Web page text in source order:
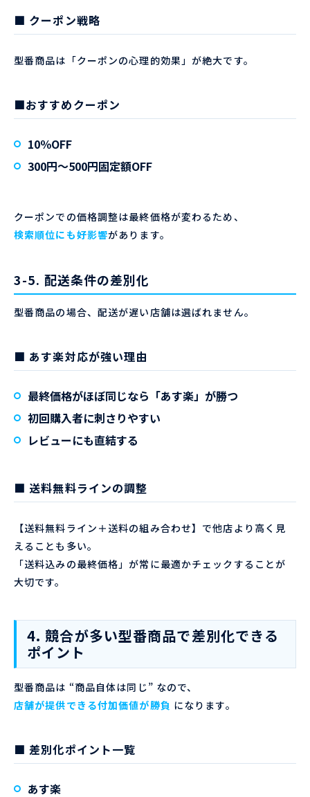
■ クーポン戦略
型番商品は「クーポンの心理的効果」が絶大です。
■おすすめクーポン
10％OFF
300円〜500円固定額OFF
クーポンでの価格調整は最終価格が変わるため、
検索順位にも好影響があります。
3-5. 配送条件の差別化
型番商品の場合、配送が遅い店舗は選ばれません。
■ あす楽対応が強い理由
最終価格がほぼ同じなら「あす楽」が勝つ
初回購入者に刺さりやすい
レビューにも直結する
■ 送料無料ラインの調整
【送料無料ライン＋送料の組み合わせ】で他店より高く見
えることも多い。
「送料込みの最終価格」が常に最適かチェックすることが
大切です。
4. 競合が多い型番商品で差別化できる
ポイント
型番商品は “商品自体は同じ” なので、
店舗が提供できる付加価値が勝負 になります。
■ 差別化ポイント一覧
あす楽